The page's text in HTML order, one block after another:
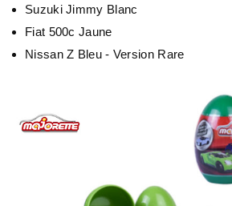
Suzuki Jimmy Blanc
Fiat 500c Jaune
Nissan Z Bleu - Version Rare